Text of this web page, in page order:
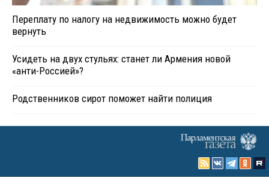
Переплату по налогу на недвижимость можно будет
вернуть
Усидеть на двух стульях: станет ли Армения новой
«анти-Россией»?
Родственников сирот поможет найти полиция